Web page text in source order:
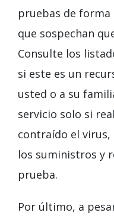
pruebas de forma
que sospechan
Consulte los
si este es un
usted o a su
servicio solo si
contraído el virus,
los suministros y
prueba.
Por último, a